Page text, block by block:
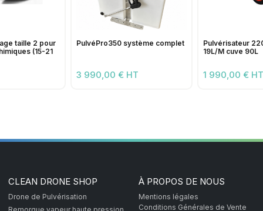
taille 2 pour
(15-21
PulvéPro350 système complet
3 990,00 € HT
Pulvérisateur
19L/M cuve 90L
1 990,00 € HT
CLEAN DRONE SHOP
Drone de Pulvérisation
À PROPOS DE NOUS
Mentions légales
Conditions Générales de Vente